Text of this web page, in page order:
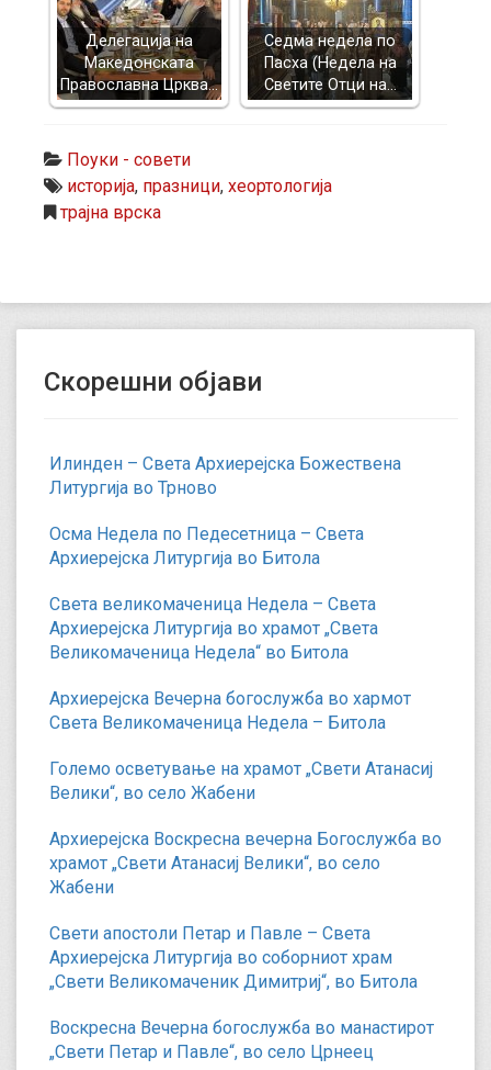
Делегација на
Македонската
Православна Црква…
Седма недела по
Пасха (Недела на
Светите Отци на…
Поуки - совети
историја, празници, хеортологија
трајна врска
Скорешни објави
Илинден – Света Архиерејска Божествена
Литургија во Трново
Осма Недела по Педесетница – Света
Архиерејска Литургија во Битола
Света великомаченица Недела – Света
Архиерејска Литургија во храмот „Света
Великомаченица Недела“ во Битола
Архиерејска Вечерна богослужба во хармот
Света Великомаченица Недела – Битола
Големо осветување на храмот „Свети Атанасиј
Велики“, во село Жабени
Архиерејска Воскресна вечерна Богослужба во
храмот „Свети Атанасиј Велики“, во село
Жабени
Свети апостоли Петар и Павле – Света
Архиерејска Литургија во соборниот храм
„Свети Великомаченик Димитриј“, во Битола
Воскресна Вечерна богослужба во манастирот
„Свети Петар и Павле“, во село Црнеец